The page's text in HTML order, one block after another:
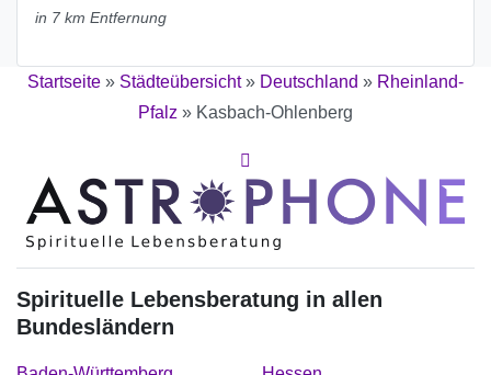
in 7 km Entfernung
Startseite » Städteübersicht» Deutschland » Rheinland-
Pfalz » Kasbach-Ohlenberg
Spirituelle Lebensberatung in allen
Bundesländern